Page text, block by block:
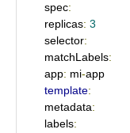
spec:
replicas: 3
selector:
matchLabels:
app: mi-
template:
metadata:
labels: